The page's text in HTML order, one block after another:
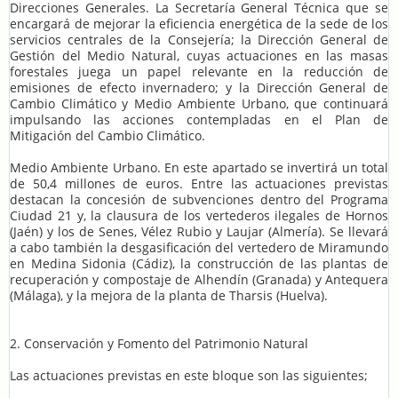
Direcciones Generales. La Secretaría General Técnica que se
encargará de mejorar la eficiencia energética de la sede de los
servicios centrales de la Consejería; la Dirección General de
Gestión del Medio Natural, cuyas actuaciones en las masas
forestales juega un papel relevante en la reducción de
emisiones de efecto invernadero; y la Dirección General de
Cambio Climático y Medio Ambiente Urbano, que continuará
impulsando las acciones contempladas en el Plan de
Mitigación del Cambio Climático.
Medio Ambiente Urbano. En este apartado se invertirá un total
de 50,4 millones de euros. Entre las actuaciones previstas
destacan la concesión de subvenciones dentro del Programa
Ciudad 21 y, la clausura de los vertederos ilegales de Hornos
(Jaén) y los de Senes, Vélez Rubio y Laujar (Almería). Se llevará
a cabo también la desgasificación del vertedero de Miramundo
en Medina Sidonia (Cádiz), la construcción de las plantas de
recuperación y compostaje de Alhendín (Granada) y Antequera
(Málaga), y la mejora de la planta de Tharsis (Huelva).
2. Conservación y Fomento del Patrimonio Natural
Las actuaciones previstas en este bloque son las siguientes;